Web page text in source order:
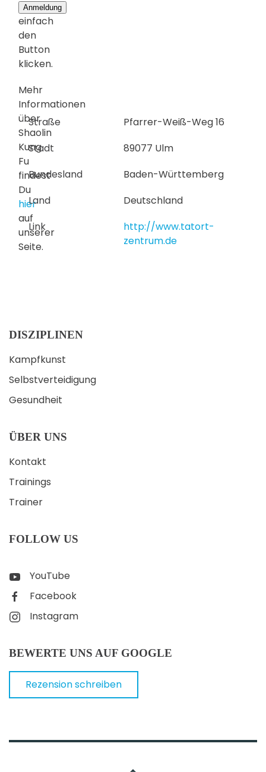
Anmeldung
einfach
den
Button
klicken.
Mehr
Informationen
über
Shaolin
Kung
Fu
findest
Du
hier
auf
unserer
Seite.
Straße
Pfarrer-Weiß-Weg 16
Stadt
89077 Ulm
Bundesland
Baden-Württemberg
Land
Deutschland
Link
http://www.tatort-
zentrum.de
DISZIPLINEN
Kampfkunst
Selbstverteidigung
Gesundheit
ÜBER UNS
Kontakt
Trainings
Trainer
FOLLOW US
YouTube
Facebook
Instagram
BEWERTE UNS AUF GOOGLE
Rezension schreiben